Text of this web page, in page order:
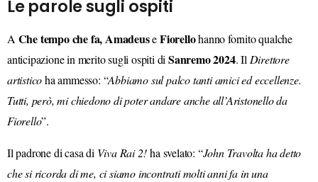
Le parole sugli ospiti
AChe tempo che fa,AmadeuseFiorellohanno fornito qualche
anticipazione in merito sugli ospiti diSanremo 2024. IlDirettore
artisticoha ammesso: “Abbiamo sul palco tanti amici ed eccellenze.
Tutti, però, mi chiedono di poter andare anche all’Aristonello da
Fiorello”.
Il padrone di casa di Viva Rai 2!ha svelato: “John Travolta ha detto
che si ricorda di me, ci siamo incontrati molti anni fa in una